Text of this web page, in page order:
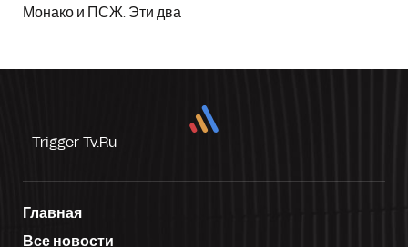
Монако и ПСЖ. Эти два
Trigger-Tv.ru
Главная
Все новости